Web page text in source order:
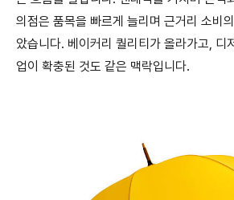
의점은 품목을 빠르게 늘리며 근거리 소비
았습니다. 베이커리 퀄리티가 올라가고, 디
업이 확충된 것도 같은 맥락입니다.